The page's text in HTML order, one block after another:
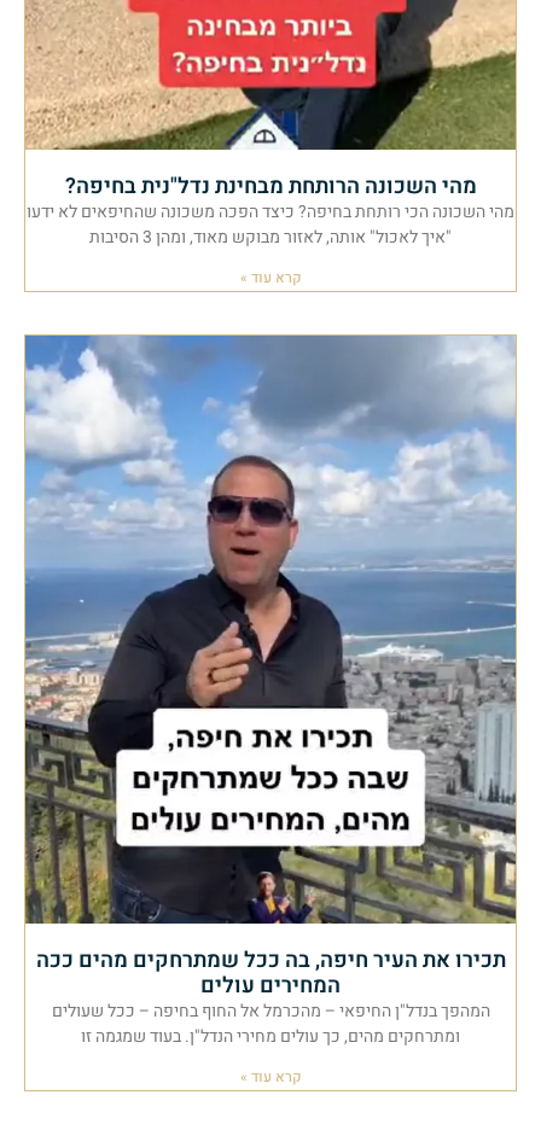
מהי השכונה הרותחת מבחינת נדל"נית בחיפה?
מהי השכונה הכי רותחת בחיפה? כיצד הפכה משכונה שהחיפאים לא ידעו
"איך לאכול" אותה, לאזור מבוקש מאוד, ומהן 3 הסיבות
קרא עוד »
תכירו את העיר חיפה, בה ככל שמתרחקים מהים ככה
המחירים עולים
המהפך בנדל"ן החיפאי – מהכרמל אל החוף בחיפה – ככל שעולים
ומתרחקים מהים, כך עולים מחירי הנדל"ן. בעוד שמגמה זו
קרא עוד »